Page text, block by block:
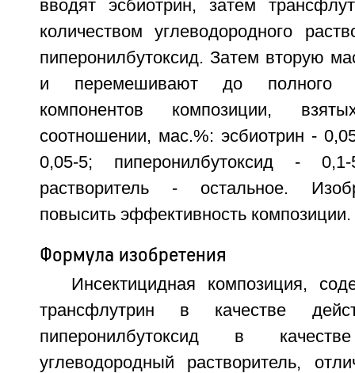
вводят эсбиотрин, затем
количеством углеводородного
пиперонилбутоксид. Затем вторую
и перемешивают до полного
компонентов композиции,
соотношении, мас.%: эсбиотрин -
0,05-5; пиперонилбутоксид - 0,1-
растворитель - остальное.
повысить эффективность композиции.
Формула изобретения
Инсектицидная композиция,
трансфлутрин в качестве
пиперонилбутоксид в
углеводородный растворитель,